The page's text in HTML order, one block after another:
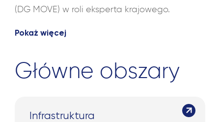
(DG MOVE) w roli eksperta krajowego.
Pokaż więcej
Główne obszary
Infrastruktura